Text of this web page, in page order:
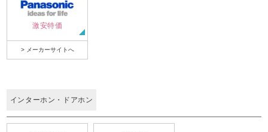
激安特価
> メーカーサイトへ
インターホン・ドアホン